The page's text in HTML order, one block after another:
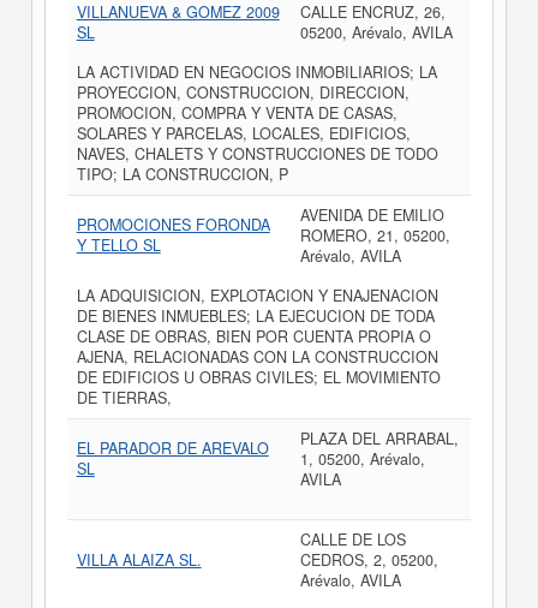
VILLANUEVA & GOMEZ 2009
SL
CALLE ENCRUZ, 26,
05200, Arévalo, AVILA
LA ACTIVIDAD EN NEGOCIOS INMOBILIARIOS; LA
PROYECCION, CONSTRUCCION, DIRECCION,
PROMOCION, COMPRA Y VENTA DE CASAS,
SOLARES Y PARCELAS, LOCALES, EDIFICIOS,
NAVES, CHALETS Y CONSTRUCCIONES DE TODO
TIPO; LA CONSTRUCCION, P
PROMOCIONES FORONDA
Y TELLO SL
AVENIDA DE EMILIO
ROMERO, 21, 05200,
Arévalo, AVILA
LA ADQUISICION, EXPLOTACION Y ENAJENACION
DE BIENES INMUEBLES; LA EJECUCION DE TODA
CLASE DE OBRAS, BIEN POR CUENTA PROPIA O
AJENA, RELACIONADAS CON LA CONSTRUCCION
DE EDIFICIOS U OBRAS CIVILES; EL MOVIMIENTO
DE TIERRAS,
EL PARADOR DE AREVALO
SL
PLAZA DEL ARRABAL,
1, 05200, Arévalo,
AVILA
VILLA ALAIZA SL.
CALLE DE LOS
CEDROS, 2, 05200,
Arévalo, AVILA